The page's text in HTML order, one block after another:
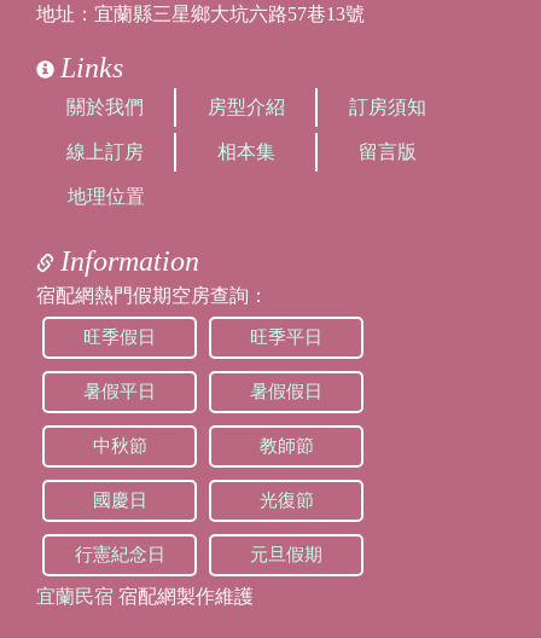
https://twstay.com/RWD2/booking.aspx?
2023/11/14 14:56:19
主題：
12/9
回覆：
您好~
2.烤肉需加場地費800元不退還，會出借烤肉爐
另收清潔押金1000元，退房後物品無損壞、垃
圾分類、室內無菸、廚房清理，確認後會退還
押金。
3.廚房可使用，請勿高油煙料理，鍋具及調味
料請自備，民宿有餐具可使用。
謝謝
2023/10/31 15:47:12
訪客：
趙軒
主題：
12/8~12/10
內容：
老闆您好!我們六個人三對情侶，想請問老闆!
我看最低是8人包棟，如果我們只有六位兩天包
棟，方便給我們一點優惠嗎?謝謝老闆!
地址：宜蘭縣三星鄉大坑六路57巷13號
Links
關於我們 房型介紹 訂房須知
線上訂房 相本集 留言版
地理位置
Information
宿配網熱門假期空房查詢：
旺季假日 旺季平日
暑假平日 暑假假日
中秋節 教師節
國慶日 光復節
行憲紀念日 元旦假期
宜蘭民宿 宿配網製作維護